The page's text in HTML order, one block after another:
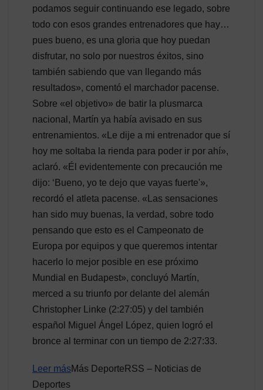
podamos seguir continuando ese legado, sobre
todo con esos grandes entrenadores que hay…
pues bueno, es una gloria que hoy puedan
disfrutar, no solo por nuestros éxitos, sino
también sabiendo que van llegando más
resultados», comentó el marchador pacense.
Sobre «el objetivo» de batir la plusmarca
nacional, Martín ya había avisado en sus
entrenamientos. «Le dije a mi entrenador que sí
hoy me soltaba la rienda para poder ir por ahí»,
aclaró. «Él evidentemente con precaución me
dijo: ‘Bueno, yo te dejo que vayas fuerte'»,
recordó el atleta pacense. «Las sensaciones
han sido muy buenas, la verdad, sobre todo
pensando que esto es el Campeonato de
Europa por equipos y que queremos intentar
hacerlo lo mejor posible en ese próximo
Mundial en Budapest», concluyó Martín,
merced a su triunfo por delante del alemán
Christopher Linke (2:27:05) y del también
español Miguel Ángel López, quien logró el
bronce al terminar con un tiempo de 2:27:33.
Leer másMás DeporteRSS – Noticias de
Deportes